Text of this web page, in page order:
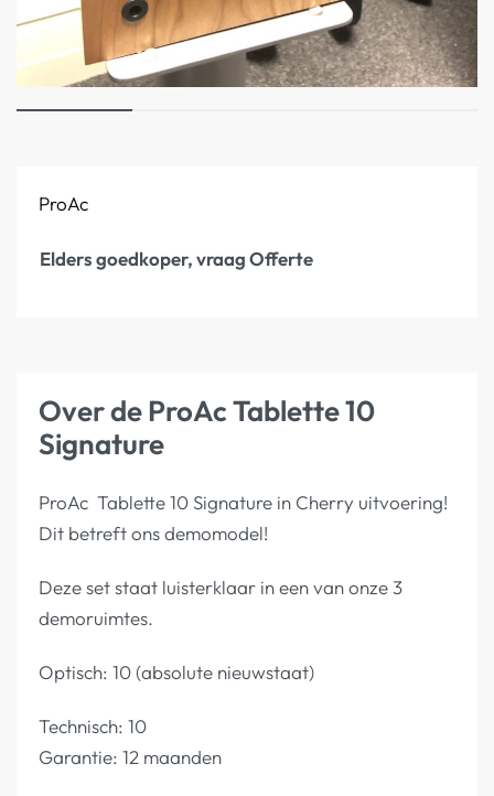
ProAc
Elders goedkoper, vraag Offerte
Over de ProAc Tablette 10
Signature
ProAc Tablette 10 Signature in Cherry uitvoering!
Dit betreft ons demomodel!
Deze set staat luisterklaar in een van onze 3
demoruimtes.
Optisch: 10 (absolute nieuwstaat)
Technisch: 10
Garantie: 12 maanden